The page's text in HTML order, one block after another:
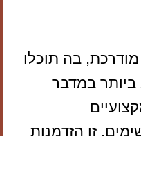
בה תוכלו
במדבר
זו הזדמנות